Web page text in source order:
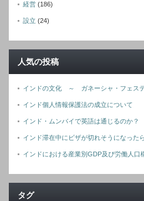
経営 (186)
設立 (24)
人気の投稿
インドの文化 ～ ガネーシャ・フェス
インド個人情報保護法の成立について
インド・ムンバイで英語は通じるのか？
インド滞在中にビザが切れそうになった
インドにおける産業別GDP及び労働人口
タグ